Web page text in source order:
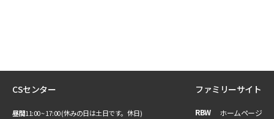
CSセンター
昼間11:00 ~ 17:00 (休みの日は土日です。休日)
ファミリーサイト
RBW
ホームページ